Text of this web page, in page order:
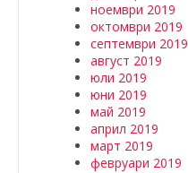
ноември 2019
октомври 2019
септември 2019
август 2019
юли 2019
юни 2019
май 2019
април 2019
март 2019
февруари 2019